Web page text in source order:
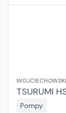
TSURUMI
Pompy